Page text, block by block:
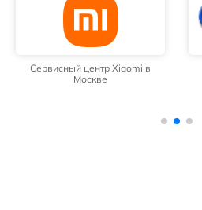
Сервисный центр Xiaomi в
Москве